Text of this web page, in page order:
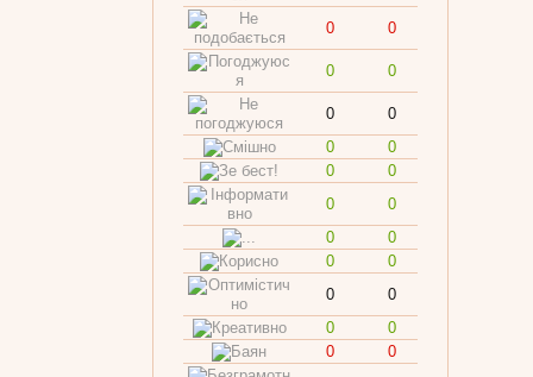
0 0
0 0
0
0
0
0
0
0
0
0
0
0
0
0
0
0
0
0
0
0